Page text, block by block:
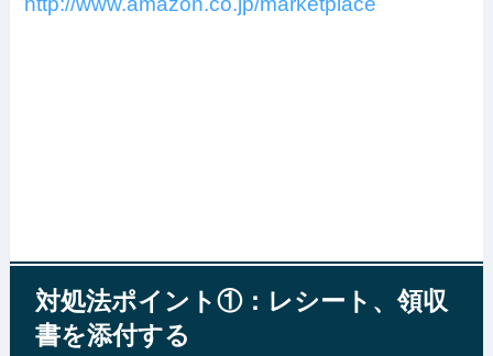
対処法ポイント①：レシート、領収
書を添付する